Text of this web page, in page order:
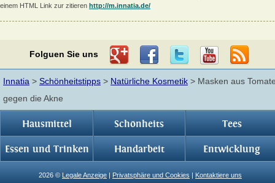
einem HTML Link zur zitieren http://m.innatia.de/
Folguen Sie uns
Innatia > Schönheitstipps > Natürliche Kosmetik > Masken aus
gegen die Akne
Hausmittel Schönheits Tees
Essen und Trinken Handarbeit Entwicklung
2026 © Legale Anzeige | Privatsphäre und Cookies | Kontaktiere uns